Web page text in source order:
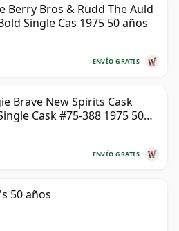
Berry Bros & Rudd The Auld
Single Cas 1975 50 años
ENVÍO GRATIS
Brave New Spirits Cask
Cask #75-388 1975 50
ENVÍO GRATIS
50 años